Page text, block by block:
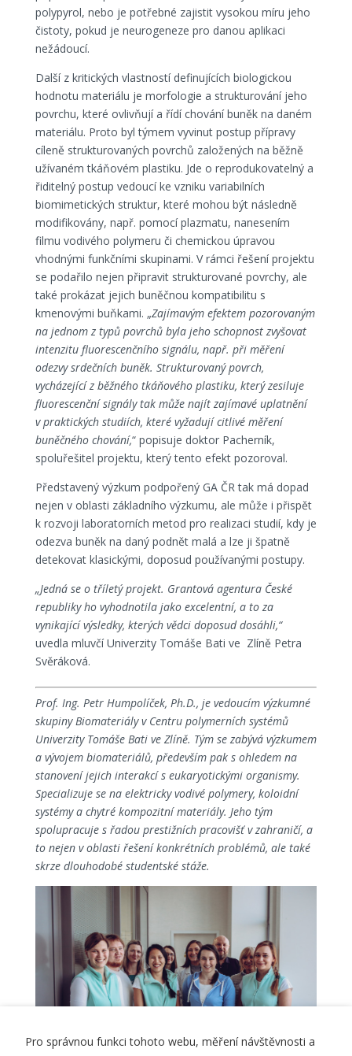
polypyrol, nebo je potřebné zajistit vysokou míru jeho
čistoty, pokud je neurogeneze pro danou aplikaci
nežádoucí.
Další z kritických vlastností definujících biologickou
hodnotu materiálu je morfologie a strukturování jeho
povrchu, které ovlivňují a řídí chování buněk na daném
materiálu. Proto byl týmem vyvinut postup přípravy
cíleně strukturovaných povrchů založených na běžně
užívaném tkáňovém plastiku. Jde o reprodukovatelný a
řiditelný postup vedoucí ke vzniku variabilních
biomimetických struktur, které mohou být následně
modifikovány, např. pomocí plazmatu, nanesením
filmu vodivého polymeru či chemickou úpravou
vhodnými funkčními skupinami. V rámci řešení projektu
se podařilo nejen připravit strukturované povrchy, ale
také prokázat jejich buněčnou kompatibilitu s
kmenovými buňkami. „Zajímavým efektem pozorovaným
na jednom z typů povrchů byla jeho schopnost zvyšovat
intenzitu fluorescenčního signálu, např. při měření
odezvy srdečních buněk. Strukturovaný povrch,
vycházející z běžného tkáňového plastiku, který zesiluje
fluorescenční signály tak může najít zajímavé uplatnění
v praktických studiích, které vyžadují citlivé měření
buněčného chování,“ popisuje doktor Pacherník,
spoluřešitel projektu, který tento efekt pozoroval.
Představený výzkum podpořený GA ČR tak má dopad
nejen v oblasti základního výzkumu, ale může i přispět
k rozvoji laboratorních metod pro realizaci studií, kdy je
odezva buněk na daný podnět malá a lze ji špatně
detekovat klasickými, doposud používanými postupy.
„Jedná se o tříletý projekt. Grantová agentura České
republiky ho vyhodnotila jako excelentní, a to za
vynikající výsledky, kterých vědci doposud dosáhli,“
uvedla mluvčí Univerzity Tomáše Bati ve Zlíně Petra
Svěráková.
Prof. Ing. Petr Humpolíček, Ph.D., je vedoucím výzkumné
skupiny Biomateriály v Centru polymerních systémů
Univerzity Tomáše Bati ve Zlíně. Tým se zabývá výzkumem
a vývojem biomateriálů, především pak s ohledem na
stanovení jejich interakcí s eukaryotickými organismy.
Specializuje se na elektricky vodivé polymery, koloidní
systémy a chytré kompozitní materiály. Jeho tým
spolupracuje s řadou prestižních pracovišť v zahraničí, a
to nejen v oblasti řešení konkrétních problémů, ale také
skrze dlouhodobé studentské stáže.
Pro správnou funkci tohoto webu, měření návštěvnosti a